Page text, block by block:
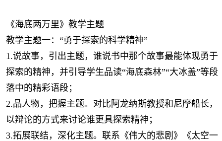
《海底两万里》教学主题
教学主题一：“勇于探索的科学精神”
1.说故事，引出主题，谁说书中那个故事最能体现勇于
探索的精神，并引导学生品读“海底森林”“大冰盖”等段
落中的精彩语段；
2.品人物，把握主题。对比阿龙纳斯教授和尼摩船长，
以辩论的方式来讨论谁更具探索精神；
3.拓展联结，深化主题。联系《伟大的悲剧》《太空一